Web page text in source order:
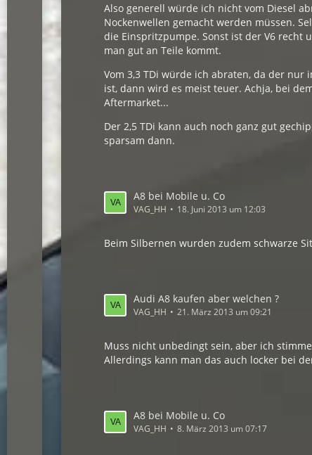
Also generell würde ich nicht vom Diesel
Nockenwellen gemacht werden müssen.
die Einspritzpumpe. Sonst ist der V6 recht
man gut an Teile kommt.
Vom 3,3 TDi würde ich abraten, da der
ist, dann wird es meist teuer. Achja, bei
Aftermarket...
Der 2,5 TDi kann auch noch ganz gut
sparsam dann.
A8 bei Mobile u. Co
VAG_HH 18. Juni 2013 um 12:03
Beim Silbernen wurden zudem schwarze
Audi A8 kaufen aber welchen ?
VAG_HH 21. März 2013 um 09:21
Muss nicht unbedingt sein, aber ich
Allerdings kann man das auch locker bei
A8 bei Mobile u. Co
VAG_HH 8. März 2013 um 07:17